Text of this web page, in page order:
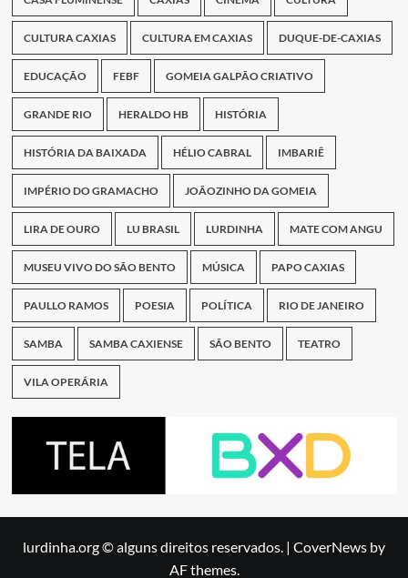
CULTURA CAXIAS CULTURA EM CAXIAS DUQUE-DE-CAXIAS
EDUCAÇÃO FEBF GOMEIA GALPÃO CRIATIVO
GRANDE RIO HERALDO HB HISTÓRIA
HISTÓRIA DA BAIXADA HÉLIO CABRAL IMBARIÊ
IMPÉRIO DO GRAMACHO JOÃOZINHO DA GOMEIA
LIRA DE OURO LU BRASIL LURDINHA MATE COM ANGU
MUSEU VIVO DO SÃO BENTO MÚSICA PAPO CAXIAS
PAULLO RAMOS POESIA POLÍTICA RIO DE JANEIRO
SAMBA SAMBA CAXIENSE SÃO BENTO TEATRO
VILA OPERÁRIA
lurdinha.org © alguns direitos reservados. | CoverNews by
AF themes.